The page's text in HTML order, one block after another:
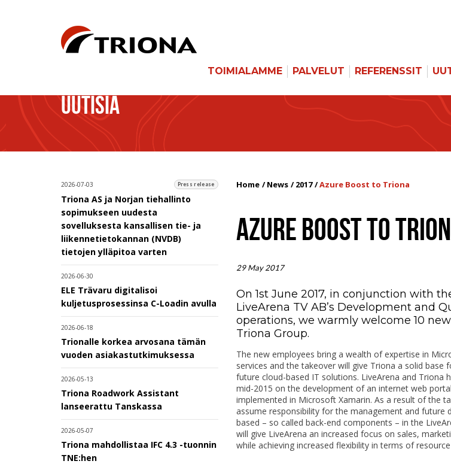
TOIMIALAMME PALVELUT REFERENSSIT
UUTISIA
2026-07-03 Press release
Triona AS ja Norjan tiehallinto
sopimukseen uudesta
sovelluksesta kansallisen tie- ja
liikennetietokannan (NVDB)
tietojen ylläpitoa varten
2026-06-30
ELE Trävaru digitalisoi
kuljetusprosessinsa C-Loadin avulla
2026-06-18
Trionalle korkea arvosana tämän
vuoden asiakastutkimuksessa
2026-05-13
Triona Roadwork Assistant
lanseerattu Tanskassa
2026-05-07
Triona mahdollistaa IFC 4.3 -tuonnin
TNE:hen
Home News 2017 Azure Boost to Triona
AZURE BOOST TO
29 May 2017
On 1st June 2017, in conjunction with
LiveArena TV AB’s Development and
operations, we warmly welcome 10
Triona Group.
The new employees bring a wealth of expertise in
services and the takeover will give Triona a solid base
future cloud-based IT solutions. LiveArena and Triona
mid-2015 on the development of an internet web
implemented in Microsoft Xamarin. As a result of the
assume responsibility for the management and future
based – so called back-end components – in the
will give LiveArena an increased focus on sales,
while achieving increased flexibility in terms of